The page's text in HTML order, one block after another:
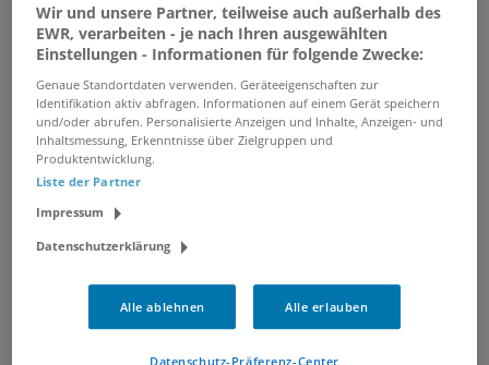
Teamassistent (m/w/d) im
technischen Facility Management
09.08.2026 /SAUTER Deutschland, Sauter FM
GmbH/ Duisburg
Auslieferungsfahrer MeinALDI
(m/w/d)
06.08.2026 /ALDI SÜD Digital GmbH & Co. oHG
Steuerfachangestellte/r (m/w/d)
Wir und unsere Partner, teilweise auch außerhalb des
EWR, verarbeiten - je nach Ihren ausgewählten
Einstellungen - Informationen für folgende Zwecke:
Genaue Standortdaten verwenden. Geräteeigenschaften zur
Identifikation aktiv abfragen. Informationen auf einem Gerät speichern
und/oder abrufen. Personalisierte Anzeigen und Inhalte, Anzeigen- und
Inhaltsmessung, Erkenntnisse über Zielgruppen und
Produktentwicklung.
Liste der Partner
Impressum
Datenschutzerklärung
Alle ablehnen Alle erlauben
Datenschutz-Präferenz-Center